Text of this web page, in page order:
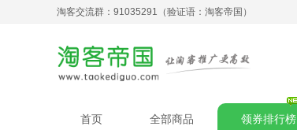
淘客交流群：91035291（验证语：淘客帝国）
首页 全部商品 领券排行榜